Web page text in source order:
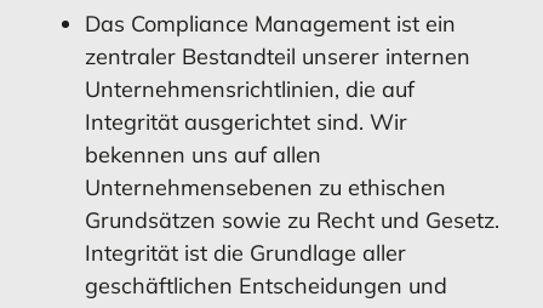
Das Compliance Management ist ein
zentraler Bestandteil unserer internen
Unternehmensrichtlinien, die auf
Integrität ausgerichtet sind. Wir
bekennen uns auf allen
Unternehmensebenen zu ethischen
Grundsätzen sowie zu Recht und Gesetz.
Integrität ist die Grundlage aller
geschäftlichen Entscheidungen und